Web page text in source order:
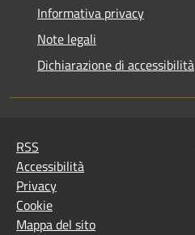
Informativa privacy
Note legali
Dichiarazione di accessibilità
RSS
Accessibilità
Privacy
Cookie
Mappa del sito